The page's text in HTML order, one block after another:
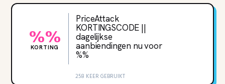
%%
KORTING
PriceAttack
KORTINGSCODE ||
dagelijkse
aanbiendingen nu voor
‌%‌%
258 KEER GEBRUIKT